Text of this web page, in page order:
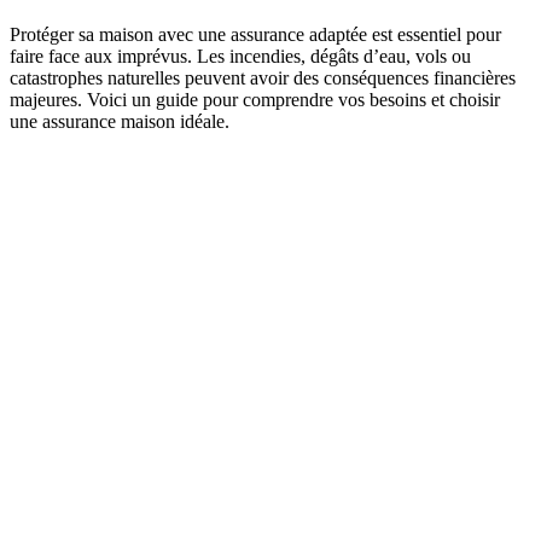
Protéger sa maison avec une assurance adaptée est essentiel pour
faire face aux imprévus. Les incendies, dégâts d’eau, vols ou
catastrophes naturelles peuvent avoir des conséquences financières
majeures. Voici un guide pour comprendre vos besoins et choisir
une assurance maison idéale.